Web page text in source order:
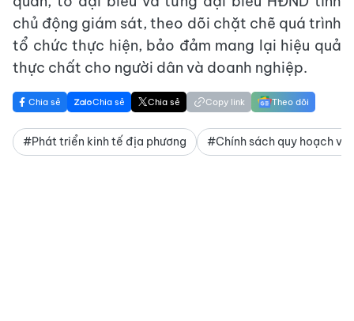
chủ động giám sát, theo dõi chặt chẽ quá trình
tổ chức thực hiện, bảo đảm mang lại hiệu quả
thực chất cho người dân và doanh nghiệp.
Chia sẻ Chia sẻ Chia sẻ Copy link Theo dõi
#Phát triển kinh tế địa phương #Chính sách quy hoạch và